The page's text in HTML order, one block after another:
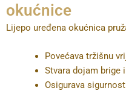
okućnice
Lijepo uređena okućnica
Povećava tržišnu
Stvara dojam brige
Osigurava